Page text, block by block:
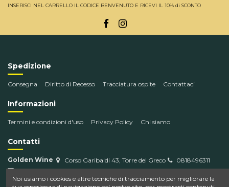
INSERISCI NEL CARRELLO IL CODICE BENVENUTO E RICEVI IL 10% di SCONTO
Spedizione
Consegna Diritto di Recesso Tracciatura ospite Contattaci
Informazioni
Termini e condizioni d'uso Privacy Policy Chi siamo
Contatti
Golden Wine Corso Garibaldi 43, Torre del Greco
0818496311
info@goldenwine.com
Noi usiamo i cookies e altre tecniche di tracciamento per migliorare la